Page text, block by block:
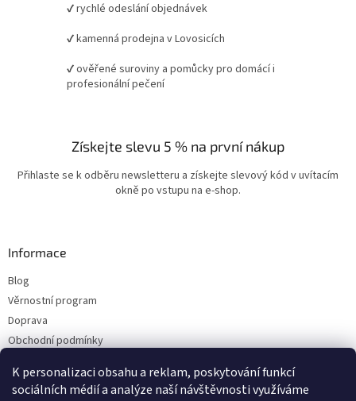
K personalizaci obsahu a reklam, poskytování funkcí
sociálních médií a analýze naší návštěvnosti využíváme
✔ rychlé odeslání objednávek
✔ kamenná prodejna v Lovosicích
✔ ověřené suroviny a pomůcky pro domácí i
profesionální pečení
Získejte slevu 5 % na první nákup
Přihlaste se k odběru newsletteru a získejte slevový kód v uvítacím
okně po vstupu na e-shop.
Informace
Blog
Věrnostní program
Doprava
Obchodní podmínky
Kontakty